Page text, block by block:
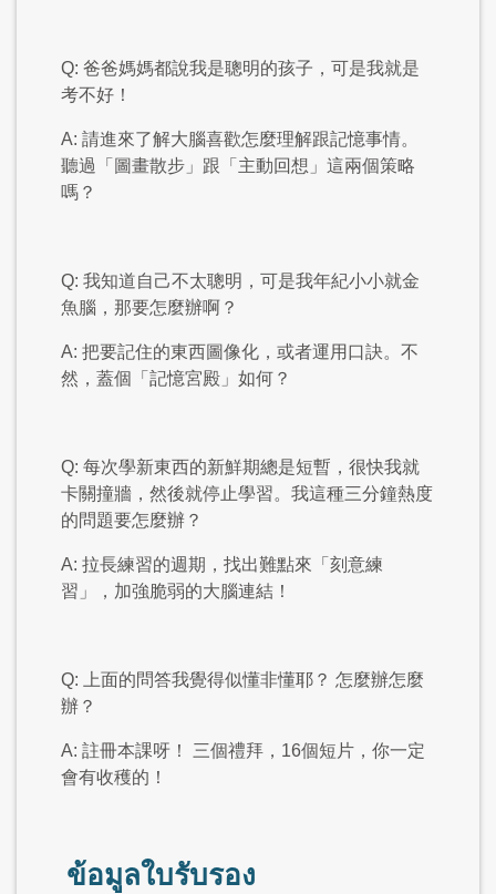
Q: 爸爸媽媽都說我是聰明的孩子，可是我就是
考不好！
A: 請進來了解大腦喜歡怎麼理解跟記憶事情。
聽過「圖畫散步」跟「主動回想」這兩個策略
嗎？
Q: 我知道自己不太聰明，可是我年紀小小就金
魚腦，那要怎麼辦啊？
A: 把要記住的東西圖像化，或者運用口訣。不
然，蓋個「記憶宮殿」如何？
Q: 每次學新東西的新鮮期總是短暫，很快我就
卡關撞牆，然後就停止學習。我這種三分鐘熱度
的問題要怎麼辦？
A: 拉長練習的週期，找出難點來「刻意練
習」，加強脆弱的大腦連結！
Q: 上面的問答我覺得似懂非懂耶？ 怎麼辦怎麼
辦？
A: 註冊本課呀！ 三個禮拜，16個短片，你一定
會有收穫的！
ข้อมูลใบรับรอง